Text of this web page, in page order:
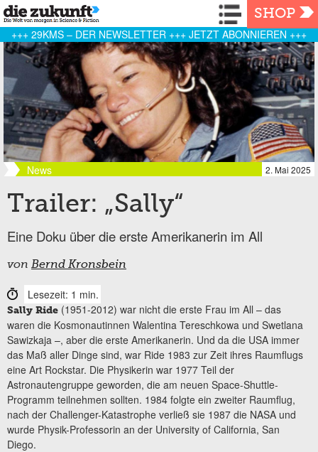
Navigation
SHOP
+++ 29KMS – DER NEWSLETTER +++ JETZT ABONNIEREN +++
News 2. Mai 2025
Trailer: „Sally“
Eine Doku über die erste Amerikanerin im All
von Bernd Kronsbein
Lesezeit: 1 min.
Sally Ride (1951-2012) war nicht die erste Frau im All – das
waren die Kosmonautinnen Walentina Tereschkowa und Swetlana
Sawizkaja –, aber die erste Amerikanerin. Und da die USA immer
das Maß aller Dinge sind, war Ride 1983 zur Zeit ihres Raumflugs
eine Art Rockstar. Die Physikerin war 1977 Teil der
Astronautengruppe geworden, die am neuen Space-Shuttle-
Programm teilnehmen sollten. 1984 folgte ein zweiter Raumflug,
nach der Challenger-Katastrophe verließ sie 1987 die NASA und
wurde Physik-Professorin an der University of California, San
Diego.